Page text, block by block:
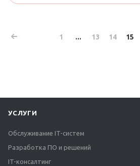
1 ... 13 14 15
УСЛУГИ
Обслуживание IT-систем
Разработка ПО и решений
IT-консалтинг